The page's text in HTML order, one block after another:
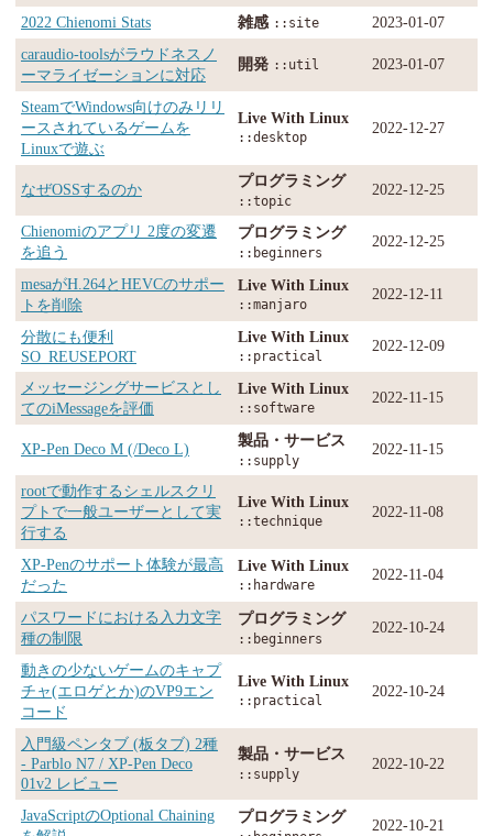
2022 Chienomi Stats 雑感 ::site
2023-01-07
caraudio-toolsがラウドネスノ
ーマライゼーションに対応
開発 ::util 2023-01-07
SteamでWindows向けのみリリ
ースされているゲームを
Linuxで遊ぶ
Live With Linux
::desktop
2022-12-27
なぜOSSするのか プログラミング
::topic
2022-12-25
Chienomiのアプリ 2度の変遷
を追う
プログラミング
::beginners
2022-12-25
mesaがH.264とHEVCのサポー
トを削除
Live With Linux
::manjaro
2022-12-11
分散にも便利
SO_REUSEPORT
Live With Linux
::practical
2022-12-09
メッセージングサービスとし
てのiMessageを評価
Live With Linux
::software
2022-11-15
XP-Pen Deco M (/Deco L) 製品・サービス
::supply
2022-11-15
rootで動作するシェルスクリ
プトで一般ユーザーとして実
行する
Live With Linux
::technique
2022-11-08
XP-Penのサポート体験が最高
だった
Live With Linux
::hardware
2022-11-04
パスワードにおける入力文字
種の制限
プログラミング
::beginners
2022-10-24
動きの少ないゲームのキャプ
チャ(エロゲとか)のVP9エン
コード
Live With Linux
::practical
2022-10-24
入門級ペンタブ (板タブ) 2種
- Parblo N7 / XP-Pen Deco
01v2 レビュー
製品・サービス
::supply
2022-10-22
JavaScriptのOptional Chaining
プログラミング 2022-10-21